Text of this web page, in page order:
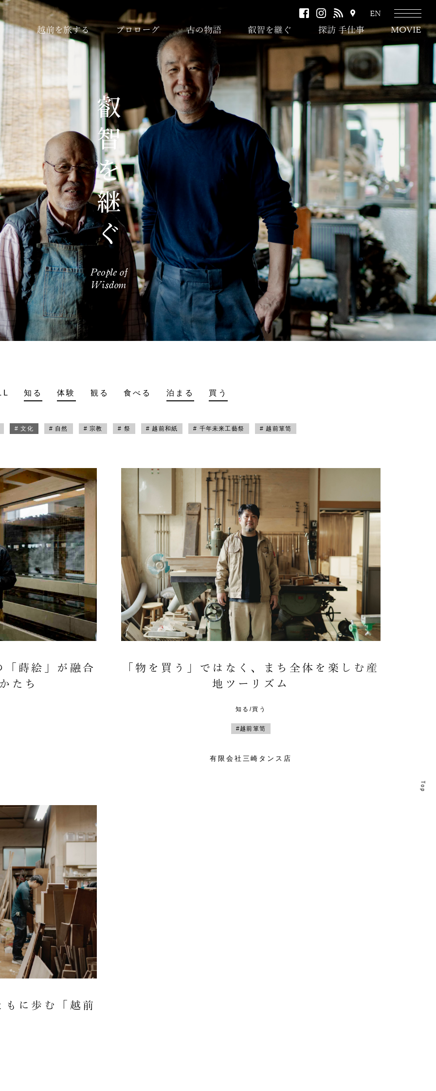
facebookinstagram
RSS
ク
セ
ス
EN
越前を旅する プロローグ 古の物語 叡智を継ぐ 探訪 手仕事 MOVIE
知る 体験 観る 食べる 泊まる 買う
# 文化 # 自然 # 宗教 # 祭 # 越前和紙 # 千年未来工藝祭 # 越前箪笥
蒔絵」が融合
たち
「物を買う」ではなく、まち全体を楽しむ産
地ツーリズム
知る/買う
#越前箪笥
有限会社三崎タンス店
に歩む「越前